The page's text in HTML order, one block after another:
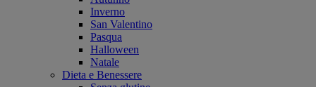
Inverno
San Valentino
Pasqua
Halloween
Natale
Dieta e Benessere